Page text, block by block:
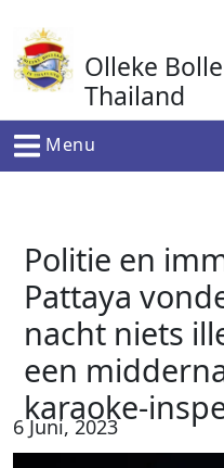
naar
de
inhoud
Olleke
Thailand
In Thailand
Menu
Politie en
Pattaya
nacht niets
een
karaoke-
6 Juni, 2023